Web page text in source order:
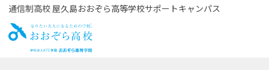
通信制高校 屋久島おおぞら高等学校サポートキャンパス
お